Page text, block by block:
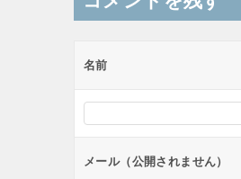
名前
メール（公開されません）